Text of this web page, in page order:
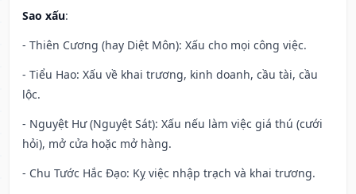
Sao xấu:
- Thiên Cương (hay Diệt Môn): Xấu cho mọi công việc.
- Tiểu Hao: Xấu về khai trương, kinh doanh, cầu tài, cầu
lộc.
- Nguyệt Hư (Nguyệt Sát): Xấu nếu làm việc giá thú (cưới
hỏi), mở cửa hoặc mở hàng.
- Chu Tước Hắc Đạo: Kỵ việc nhập trạch và khai trương.